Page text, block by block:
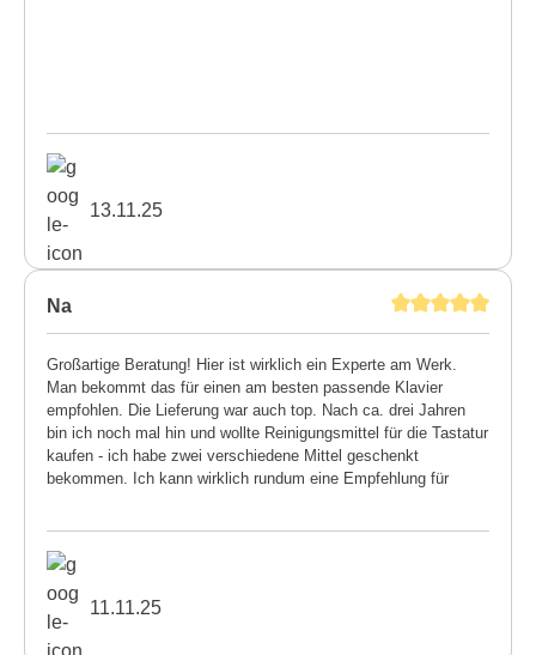
13.11.25
Na
Großartige Beratung! Hier ist wirklich ein Experte am Werk.
Man bekommt das für einen am besten passende Klavier
empfohlen. Die Lieferung war auch top. Nach ca. drei Jahren
bin ich noch mal hin und wollte Reinigungsmittel für die Tastatur
kaufen - ich habe zwei verschiedene Mittel geschenkt
bekommen. Ich kann wirklich rundum eine Empfehlung für
11.11.25